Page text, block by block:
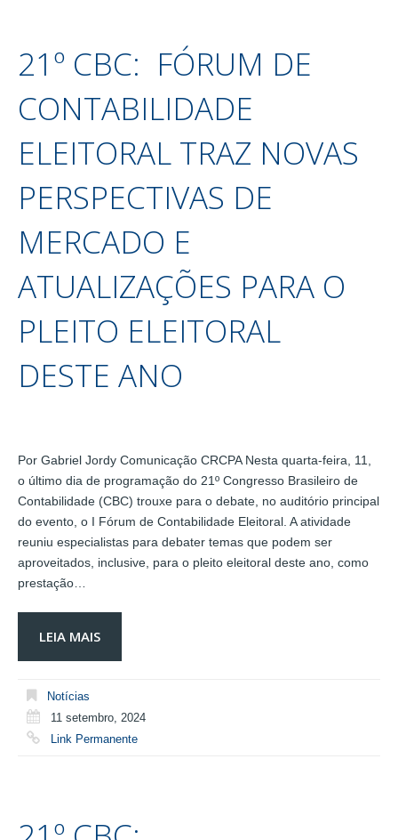
21º CBC: FÓRUM DE
CONTABILIDADE
ELEITORAL TRAZ NOVAS
PERSPECTIVAS DE
MERCADO E
ATUALIZAÇÕES PARA O
PLEITO ELEITORAL
DESTE ANO
Por Gabriel Jordy Comunicação CRCPA Nesta quarta-feira, 11,
o último dia de programação do 21º Congresso Brasileiro de
Contabilidade (CBC) trouxe para o debate, no auditório principal
do evento, o I Fórum de Contabilidade Eleitoral. A atividade
reuniu especialistas para debater temas que podem ser
aproveitados, inclusive, para o pleito eleitoral deste ano, como
prestação…
LEIA MAIS
Notícias
11 setembro, 2024
Link Permanente